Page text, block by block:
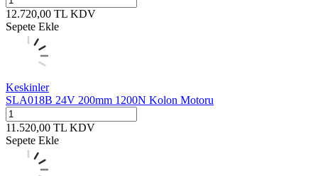
12.720,00 TL KDV
Sepete Ekle
Keskinler
SLA018B 24V 200mm 1200N Kolon Motoru
11.520,00 TL KDV
Sepete Ekle